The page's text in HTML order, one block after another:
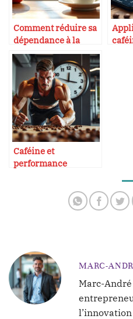
Comment réduire sa
dépendance à la
caféine
Caféine et
performance
MARC-
Marc-